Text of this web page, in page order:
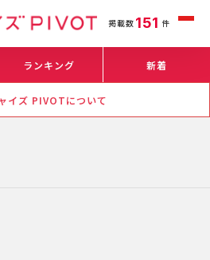
掲載数 151 件
ランキング 新着
イズ PIVOTについて